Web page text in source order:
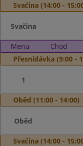
Svačina (14:00 -
Svačina
Menu Chod
Přesnídávka (9:00 -
1
Oběd (11:00 - 14:00)
Oběd
Svačina (14:00 -